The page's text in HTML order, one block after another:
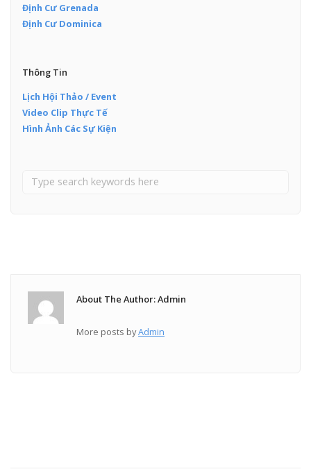
Định Cư Grenada
Định Cư Dominica
Thông Tin
Lịch Hội Thảo / Event
Video Clip Thực Tế
Hình Ảnh Các Sự Kiện
About The Author: Admin
More posts byAdmin